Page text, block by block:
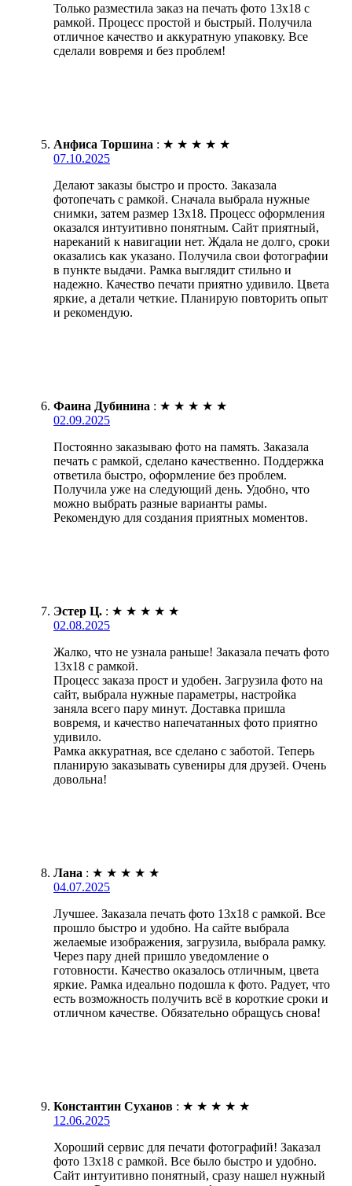
Только разместила заказ на печать фото 13х18 с
рамкой. Процесс простой и быстрый. Получила
отличное качество и аккуратную упаковку. Все
сделали вовремя и без проблем!
Анфиса Торшина : ★ ★ ★ ★ ★
07.10.2025
Делают заказы быстро и просто. Заказала
фотопечать с рамкой. Сначала выбрала нужные
снимки, затем размер 13х18. Процесс оформления
оказался интуитивно понятным. Сайт приятный,
нареканий к навигации нет. Ждала не долго, сроки
оказались как указано. Получила свои фотографии
в пункте выдачи. Рамка выглядит стильно и
надежно. Качество печати приятно удивило. Цвета
яркие, а детали четкие. Планирую повторить опыт
и рекомендую.
Фаина Дубинина : ★ ★ ★ ★ ★
02.09.2025
Постоянно заказываю фото на память. Заказала
печать с рамкой, сделано качественно. Поддержка
ответила быстро, оформление без проблем.
Получила уже на следующий день. Удобно, что
можно выбрать разные варианты рамы.
Рекомендую для создания приятных моментов.
Эстер Ц. : ★ ★ ★ ★ ★
02.08.2025
Жалко, что не узнала раньше! Заказала печать фото
13х18 с рамкой.
Процесс заказа прост и удобен. Загрузила фото на
сайт, выбрала нужные параметры, настройка
заняла всего пару минут. Доставка пришла
вовремя, и качество напечатанных фото приятно
удивило.
Рамка аккуратная, все сделано с заботой. Теперь
планирую заказывать сувениры для друзей. Очень
довольна!
Лана : ★ ★ ★ ★ ★
04.07.2025
Лучшее. Заказала печать фото 13х18 с рамкой. Все
прошло быстро и удобно. На сайте выбрала
желаемые изображения, загрузила, выбрала рамку.
Через пару дней пришло уведомление о
готовности. Качество оказалось отличным, цвета
яркие. Рамка идеально подошла к фото. Радует, что
есть возможность получить всё в короткие сроки и
отличном качестве. Обязательно обращусь снова!
Константин Суханов : ★ ★ ★ ★ ★
12.06.2025
Хороший сервис для печати фотографий! Заказал
фото 13х18 с рамкой. Все было быстро и удобно.
Сайт интуитивно понятный, сразу нашел нужный